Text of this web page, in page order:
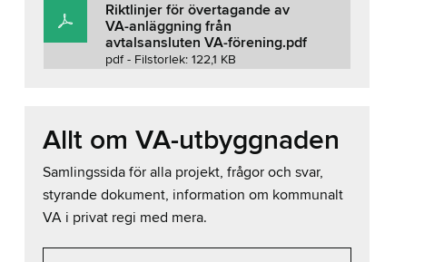
Riktlinjer för övertagande av
VA-anläggning från
avtalsansluten VA-förening.pdf
pdf - Filstorlek: 122,1 KB
Allt om VA-utbyggnaden
Samlingssida för alla projekt, frågor och svar,
styrande dokument, information om kommunalt
VA i privat regi med mera.